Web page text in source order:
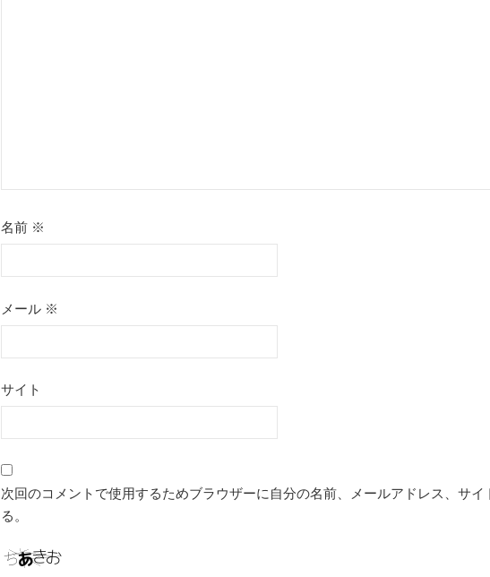
名前 ※
メール ※
サイト
次回のコメントで使用するためブラウザーに自分の名前、メールアドレス、サイ
る。